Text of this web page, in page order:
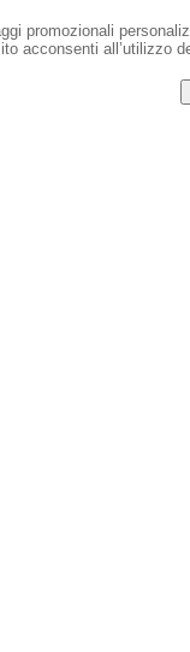
promozionali
acconsenti all’utilizzo